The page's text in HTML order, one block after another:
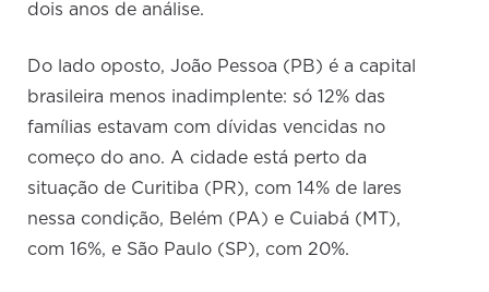
dois anos de análise.
Do lado oposto, João Pessoa (PB) é a capital
brasileira menos inadimplente: só 12% das
famílias estavam com dívidas vencidas no
começo do ano. A cidade está perto da
situação de Curitiba (PR), com 14% de lares
nessa condição, Belém (PA) e Cuiabá (MT),
com 16%, e São Paulo (SP), com 20%.